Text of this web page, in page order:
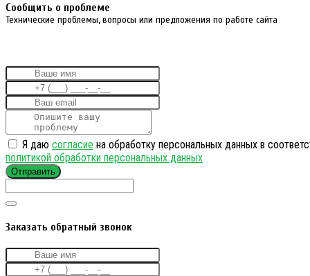
Cообщить о проблеме
Технические проблемы, вопросы или предложения по работе сайта
Я даю согласие на обработку персональных данных в
политикой обработки персональных данных
Отправить
Заказать обратный звонок